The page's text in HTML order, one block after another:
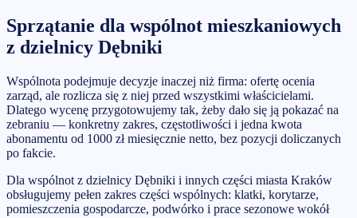
Sprzątanie dla wspólnot mieszkaniowych
z dzielnicy Dębniki
Wspólnota podejmuje decyzje inaczej niż firma: ofertę ocenia
zarząd, ale rozlicza się z niej przed wszystkimi właścicielami.
Dlatego wycenę przygotowujemy tak, żeby dało się ją pokazać na
zebraniu — konkretny zakres, częstotliwości i jedna kwota
abonamentu od 1000 zł miesięcznie netto, bez pozycji doliczanych
po fakcie.
Dla wspólnot z dzielnicy Dębniki i innych części miasta Kraków
obsługujemy pełen zakres części wspólnych: klatki, korytarze,
pomieszczenia gospodarcze, podwórko i prace sezonowe wokół